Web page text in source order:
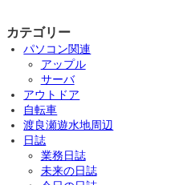
カテゴリー
パソコン関連
アップル
サーバ
アウトドア
自転車
渡良瀬遊水地周辺
日誌
業務日誌
未来の日誌